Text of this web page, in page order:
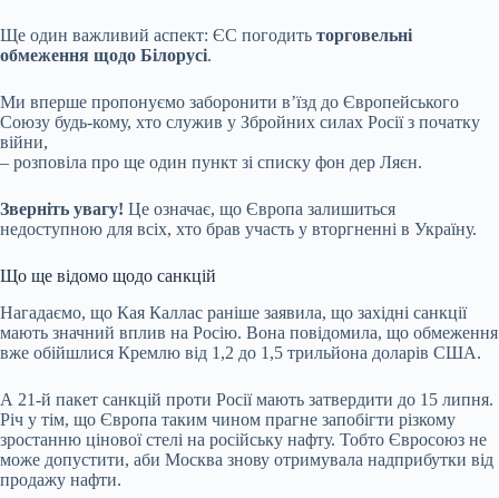
Ще один важливий аспект: ЄС погодить торговельні
обмеження щодо Білорусі.
Ми вперше пропонуємо заборонити в’їзд до Європейського
Союзу будь-кому, хто служив у Збройних силах Росії з початку
війни,
– розповіла про ще один пункт зі списку фон дер Ляєн.
Зверніть увагу! Це означає, що Європа залишиться
недоступною для всіх, хто брав участь у вторгненні в Україну.
Що ще відомо щодо санкцій
Нагадаємо, що Кая Каллас раніше заявила, що західні санкції
мають значний вплив на Росію. Вона повідомила, що обмеження
вже обійшлися Кремлю від 1,2 до 1,5 трильйона доларів США.
А 21-й пакет санкцій проти Росії мають затвердити до 15 липня.
Річ у тім, що Європа таким чином прагне запобігти різкому
зростанню цінової стелі на російську нафту. Тобто Євросоюз не
може допустити, аби Москва знову отримувала надприбутки від
продажу нафти.